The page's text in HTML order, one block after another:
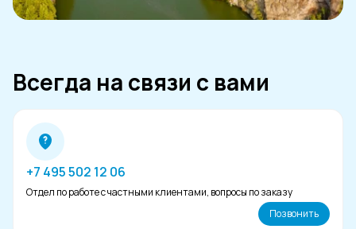
Всегда на связи с вами
+7 495 502 12 06
Отдел по работе с частными клиентами, вопросы по заказу
Позвонить